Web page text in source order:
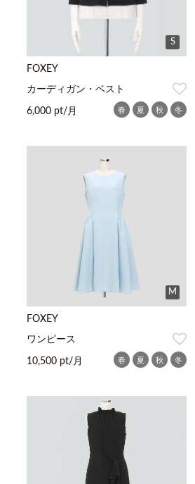
S
FOXEY
カーディガン・ベスト
6,000 pt/月 春 夏 秋 冬
M
FOXEY
ワンピース
10,500 pt/月 春 夏 秋 冬